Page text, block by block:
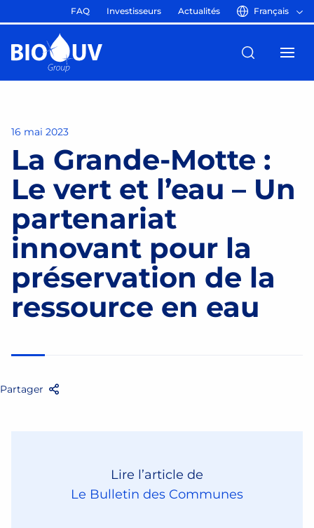
FAQ Investisseurs Actualités Français
16 mai 2023
La Grande-Motte :
Le vert et l’eau – Un
partenariat
innovant pour la
préservation de la
ressource en eau
Partager
Lire l’article de
Le Bulletin des Communes